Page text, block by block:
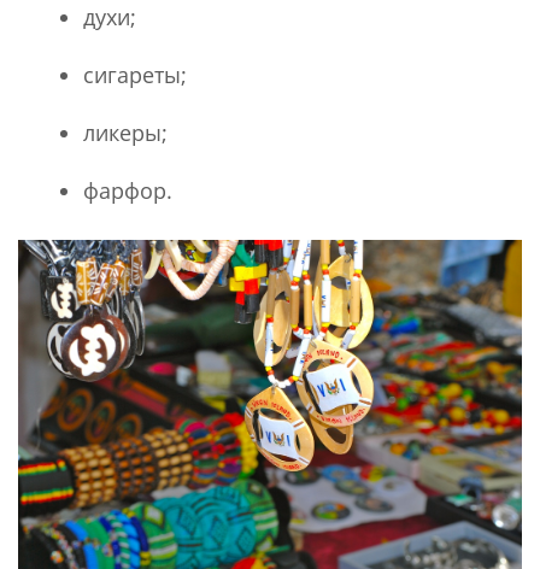
духи;
сигареты;
ликеры;
фарфор.